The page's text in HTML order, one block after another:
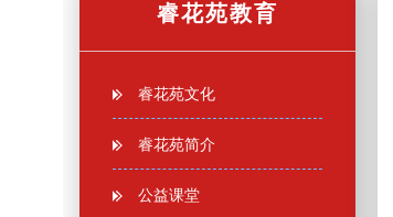
睿花苑教育
睿花苑文化
睿花苑简介
公益课堂